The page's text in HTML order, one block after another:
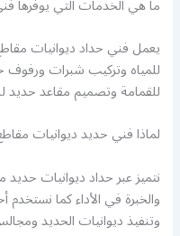
يعمل فني حداد ديوانيات
للمياه وتركيب شبرات
للقمامة وتصميم مقاعد حديد
لماذا فني حديد ديوانيات
نتميز عبر حداد ديوانيات حديد
والخبرة في الأداء كما
وتنفيذ ديوانيات الحديد